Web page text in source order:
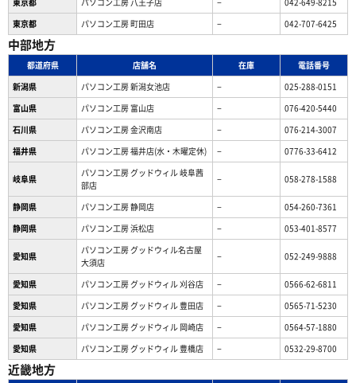
東京都
パソコン工房 町田店 − 042-707-6425
中部地方
都道府県 店舗名 在庫
電話番号
新潟県
パソコン工房 新潟女池店 −
025-288-0151
富山県
パソコン工房 富山店 −
076-420-5440
石川県
パソコン工房 金沢南店 −
076-214-3007
福井県
パソコン工房 福井店(水・木曜定休) − 0776-33-6412
岐阜県
パソコン工房 グッドウィル 岐阜茜
部店
− 058-278-1588
静岡県 パソコン工房 静岡店 −
054-260-7361
静岡県
パソコン工房 浜松店 − 053-401-8577
愛知県
パソコン工房 グッドウィル名古屋
大須店
− 052-249-9888
愛知県 パソコン工房 グッドウィル 刈谷店 −
0566-62-6811
愛知県
パソコン工房 グッドウィル 豊田店 −
0565-71-5230
愛知県
パソコン工房 グッドウィル 岡崎店 −
0564-57-1880
愛知県
パソコン工房 グッドウィル 豊橋店 − 0532-29-8700
近畿地方